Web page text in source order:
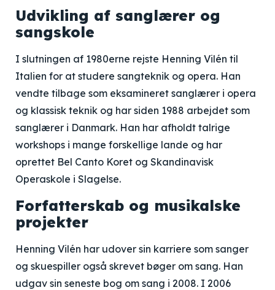
Udvikling af sanglærer og
sangskole
I slutningen af 1980erne rejste Henning Vilén til
Italien for at studere sangteknik og opera. Han
vendte tilbage som eksamineret sanglærer i opera
og klassisk teknik og har siden 1988 arbejdet som
sanglærer i Danmark. Han har afholdt talrige
workshops i mange forskellige lande og har
oprettet Bel Canto Koret og Skandinavisk
Operaskole i Slagelse.
Forfatterskab og musikalske
projekter
Henning Vilén har udover sin karriere som sanger
og skuespiller også skrevet bøger om sang. Han
udgav sin seneste bog om sang i 2008. I 2006